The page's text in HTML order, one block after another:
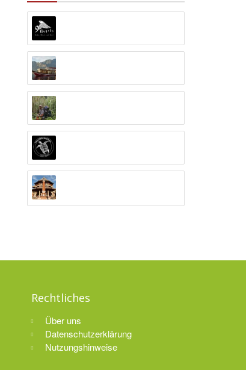
Rechtliches
Über uns
Datenschutzerklärung
Nutzungshinweise